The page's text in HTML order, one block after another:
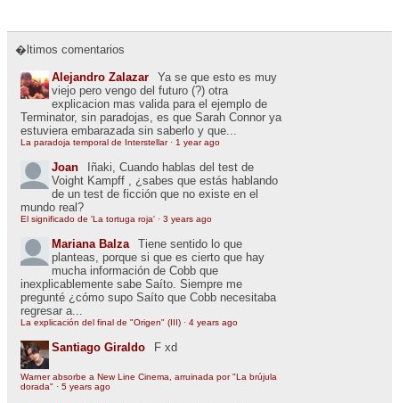
�ltimos comentarios
Alejandro Zalazar
Ya se que esto es muy
viejo pero vengo del futuro (?) otra
explicacion mas valida para el ejemplo de
Terminator, sin paradojas, es que Sarah Connor ya
estuviera embarazada sin saberlo y que...
La paradoja temporal de Interstellar· 1 year ago
Joan
Iñaki, Cuando hablas del test de
Voight Kampff , ¿sabes que estás hablando
de un test de ficción que no existe en el
mundo real?
El significado de 'La tortuga roja' · 3 years ago
Mariana Balza
Tiene sentido lo que
planteas, porque si que es cierto que hay
mucha información de Cobb que
inexplicablemente sabe Saíto. Siempre me
pregunté ¿cómo supo Saíto que Cobb necesitaba
regresar a...
La explicación del final de "Origen" (III) · 4 years ago
Santiago Giraldo F xd
Warner absorbe a New Line Cinema, arruinada por "La brújula
dorada" · 5 years ago